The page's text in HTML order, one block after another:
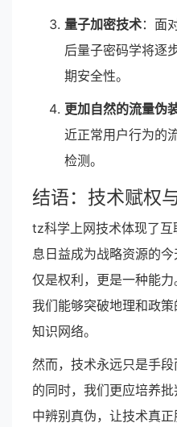
量子加密技术：面
后量子密码学将逐
期安全性。
更加自然的流量伪
近正常用户行为的
检测。
结语：技术赋权
tz科学上网技术体现了
息日益成为战略资源的
仅是权利，更是一种能力
我们能够突破地理和政
知识网络。
然而，技术永远只是手
的同时，我们更应培养
中辨别真伪，让技术真